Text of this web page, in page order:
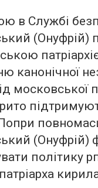
в Службі
(Онуфрій)
канонічної
московської
(Онуфрій)
політику